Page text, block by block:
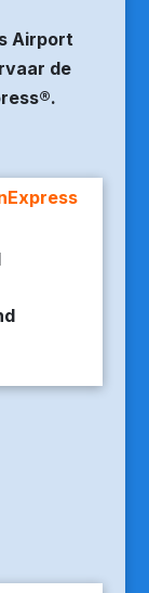
Airport
de